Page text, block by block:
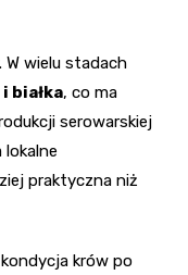
W wielu stadach
białka, co ma
serowarskiej
praktyczna niż
krów po